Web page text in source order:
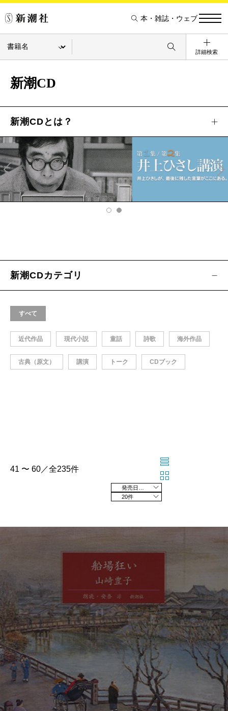
本・雑誌・ウェブ
詳細検索
新潮CD
新潮CDとは？
Pre
v
xt
新潮CDカテゴリ
すべて
近代作品 現代小説 童話 詩歌 海外作品
古典（原文） 講演 トーク CDブック
41 〜 60／全235件
20件